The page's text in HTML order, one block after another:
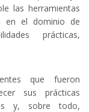
las herramientas
en el dominio de
prácticas,
que fueron
sus prácticas
y, sobre todo,